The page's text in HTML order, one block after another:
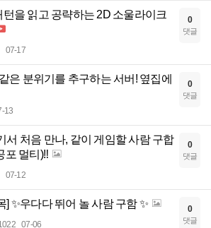
턴을 읽고 공략하는 2D 소울라이크
07-17
0
댓글
은 분위기를 추구하는 서버! 옆집에
13
0
댓글
서 처음 만나, 같이 게임할 사람 구합
포 멀티)‼️
07-12
0
댓글
] ✨우다다 뛰어 놀 사람 구함 ✨
07-06
0
댓글